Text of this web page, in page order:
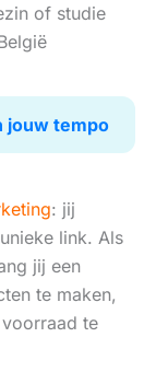
of studie
jouw tempo
: jij
link. Als
jij een
te maken,
te